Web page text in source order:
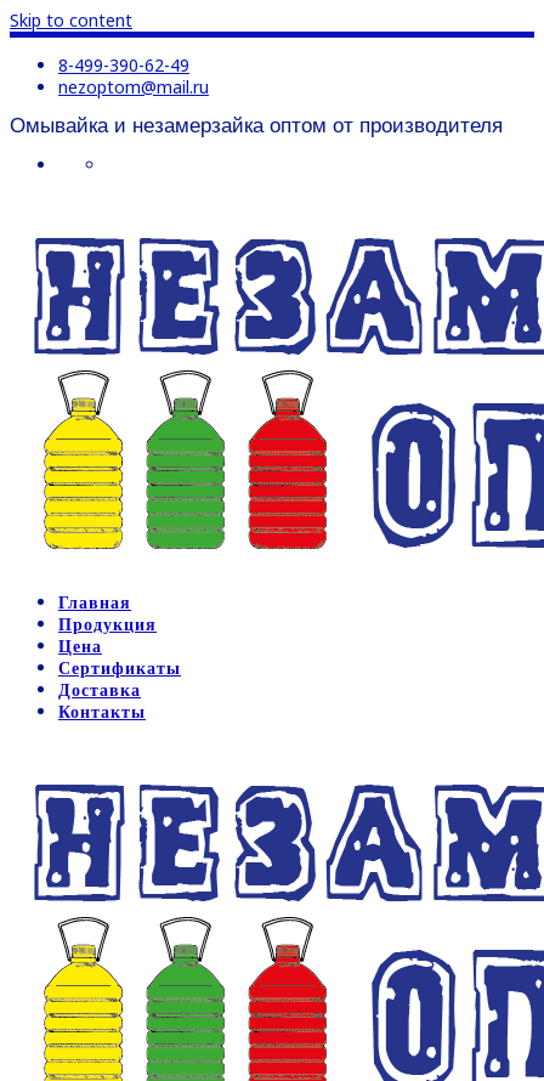
Skip to content
8-499-390-62-49
nezoptom@mail.ru
Омывайка и незамерзайка оптом от производителя
Главная
Продукция
Цена
Сертификаты
Доставка
Контакты